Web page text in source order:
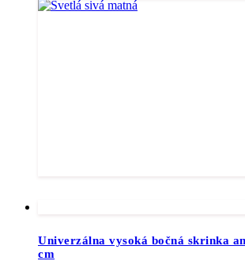
Univerzálna vysoká bočná skrinka
cm